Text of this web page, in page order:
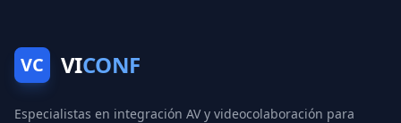
VC VICONF
Especialistas en integración AV y videocolaboración para